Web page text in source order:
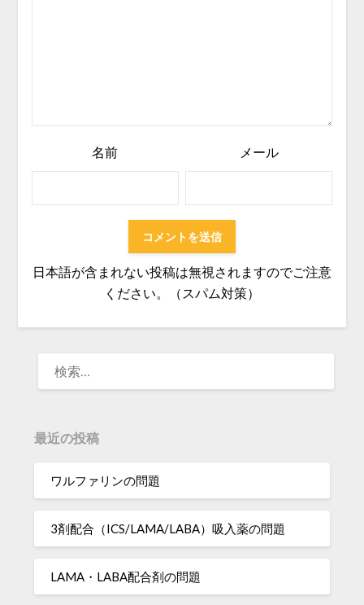
名前 メール
日本語が含まれない投稿は無視されますのでご注意
ください。（スパム対策）
最近の投稿
ワルファリンの問題
3剤配合（ICS/LAMA/LABA）吸入薬の問題
LAMA・LABA配合剤の問題